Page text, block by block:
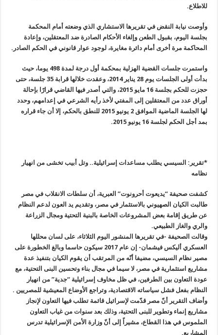
للاطلاع.
وأوصت نيابة النقض في تقريرها الاستشاري الذي وضعته أمام المحكمة
بجلسة اليوم، بقبول الطعن وإلغاء الأحكام الصادرة ضد المعتقلين، وإعادة
المحاكمة مرة أخرى أمام دائرة مغايرة، لوجود عوار قانوني في الحكم الصادر.
واستمرت جلسات القضية الهزلية بمحكمة أول درجة لمدة 498 يوما، حيث
بدأت أولى الجلسات يوم 28 يناير 2014، وعقدت خلالها قرابة 35 جلسة، حتى
حجزت للحكم بجلسة 16 مايو 2015، والتي أصدر فيها القاضي قرارًا بإحالة
أوراق عدد من المعتقلين إلى المفتي لأخذ رأيه الشرعي في إعدامهم، وحدد
لها الجلسة الماضية الموافق 2 يونيو 2015 للنطق بالحكم، إلا أن جاء قراره
بمد أجل الحكم لجلسة 16 يونيو 2015.
*تقرير: السيسي يطلب مساعدات إسرائيلية.. وتل أبيب تخشى من انهيار
نظامه
كشفت صحيفة “يديعوت أحرونوت” العبرية، أن سلطات الانقلاب في مصر
طالبت الكيان الصهيوني بالاستثمار في مصر، وتقديم يد العون لدعم النظام
عن طريق إقامة بعض المشروعات الخاصة بالبنية التحتية ومجال الزراعة
والري والغاز الطبيعي.
وقالت الصحيفة -في تقريرها المنشور اليوم الثلاثاء، على لسان محللها
العسكري أليكس فيشمان- إن عام 2017 سيكون حاسما وبالغ الخطورة على
مصير نظام السيسي، مضيفا أنّه من المرتقب أن يقوم الكيان بتنفيذ عدة
مشاريع استثمارية في مصر، لا سيما في مجال بناء وتحسين البنى التحتية، مع
عودة التعاون بين الطرفين، في ظل مخاوف إسرائيلية “جدية” من انهيار
النظام بفعل فشل سياساته الاقتصادية، وتراجع الأوضاع المعيشية للمصريين .
وأضاف التقرير أنّ مصر قدّمت لإسرائيل قائمة تطلب فيها التعاون لإنجاز
مشاريع إنماء وتطوير للبنى التحتية، وذلك بعد سنوات من غياب التعاون
الملموس في هذا القطاع، مشيراً إلى أنّ وزارة الأمن الإسرائيلية تدرس
المشاريع.